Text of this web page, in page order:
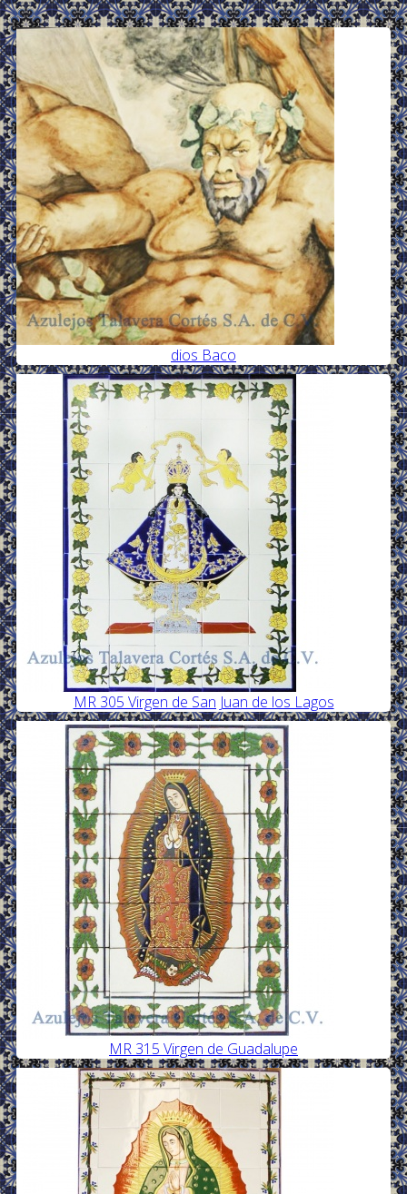
dios Baco
MR 305 Virgen de San Juan de los Lagos
MR 315 Virgen de Guadalupe